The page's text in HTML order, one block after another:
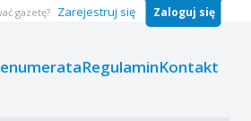
RegulaminKontakt
gazetę? Zarejestruj się Zaloguj się